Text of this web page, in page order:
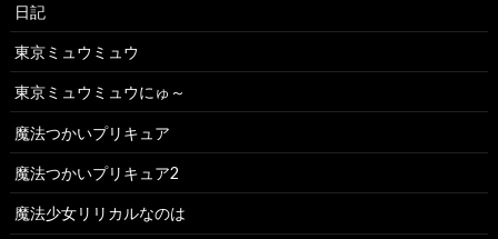
日記
東京ミュウミュウ
東京ミュウミュウにゅ～
魔法つかいプリキュア
魔法つかいプリキュア2
魔法少女リリカルなのは